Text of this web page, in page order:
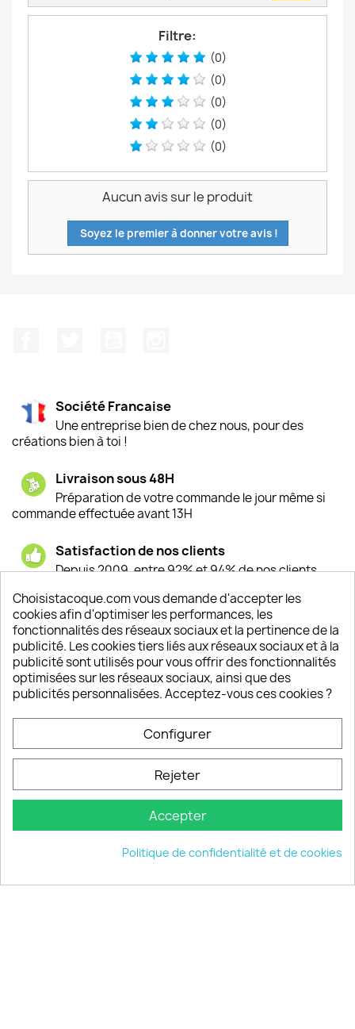
Filtre:
(0)
(0)
(0)
(0)
(0)
Aucun avis sur le produit
Soyez le premier à donner votre avis !
Société Francaise
Une entreprise bien de chez nous, pour des
créations bien à toi !
Livraison sous 48H
Préparation de votre commande le jour même si
commande effectuée avant 13H
Satisfaction de nos clients
Depuis 2009, entre 92% et 94% de nos clients
Un SAV à votre écoute
Notre SAV est disponible 6/7J de 10h à 18H
INFORMATIONS 
VOTRE COMPTE 
INFORMATIONS keyboard_arrow_down
© 2026 - choisistacoque.com
Choisistacoque.com vous demande d'accepter les
cookies afin d'optimiser les performances, les
fonctionnalités des réseaux sociaux et la pertinence de la
publicité. Les cookies tiers liés aux réseaux sociaux et à la
publicité sont utilisés pour vous offrir des fonctionnalités
optimisées sur les réseaux sociaux, ainsi que des
publicités personnalisées. Acceptez-vous ces cookies ?
Configurer
Rejeter
Accepter
Politique de confidentialité et de cookies